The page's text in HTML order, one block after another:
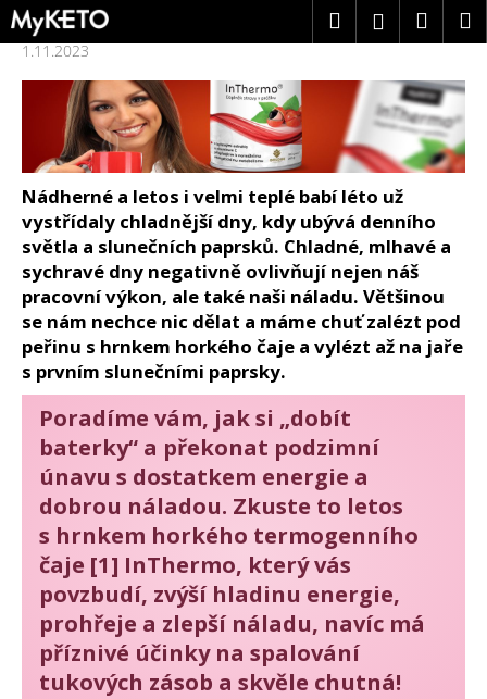
Přejít
na
obsah
HledatPřihlášení
1.11.2023
Nádherné a letos i velmi teplé babí léto už
vystřídaly chladnější dny, kdy ubývá denního
světla a slunečních paprsků. Chladné, mlhavé a
sychravé dny negativně ovlivňují nejen náš
pracovní výkon, ale také naši náladu. Většinou
se nám nechce nic dělat a máme chuť zalézt pod
peřinu s hrnkem horkého čaje a vylézt až na jaře
s prvním slunečními paprsky.
Poradíme vám, jak si „dobít
baterky“ a překonat podzimní
únavu s dostatkem energie a
dobrou náladou. Zkuste to letos
s hrnkem horkého termogenního
čaje [1] InThermo, který vás
povzbudí, zvýší hladinu energie,
prohřeje a zlepší náladu, navíc má
příznivé účinky na spalování
tukových zásob a skvěle chutná!
K
o
Zpět
Zpět
p
o
t
ř
e
b
u
j
e
t
Hledat